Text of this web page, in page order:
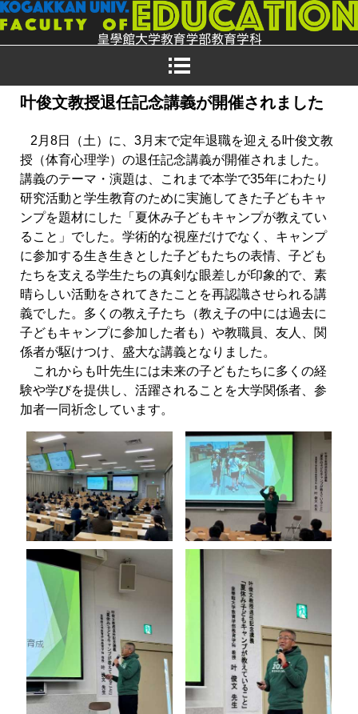
叶俊文教授退任記念講義が開催されました
2月8日（土）に、3月末で定年退職を迎える叶俊文教
授（体育心理学）の退任記念講義が開催されました。
講義のテーマ・演題は、これまで本学で35年にわたり
研究活動と学生教育のために実施してきた子どもキャ
ンプを題材にした「夏休み子どもキャンプが教えてい
ること」でした。学術的な視座だけでなく、キャンプ
に参加する生き生きとした子どもたちの表情、子ども
たちを支える学生たちの真剣な眼差しが印象的で、素
晴らしい活動をされてきたことを再認識させられる講
義でした。多くの教え子たち（教え子の中には過去に
子どもキャンプに参加した者も）や教職員、友人、関
係者が駆けつけ、盛大な講義となりました。
これからも叶先生には未来の子どもたちに多くの経
験や学びを提供し、活躍されることを大学関係者、参
加者一同祈念しています。